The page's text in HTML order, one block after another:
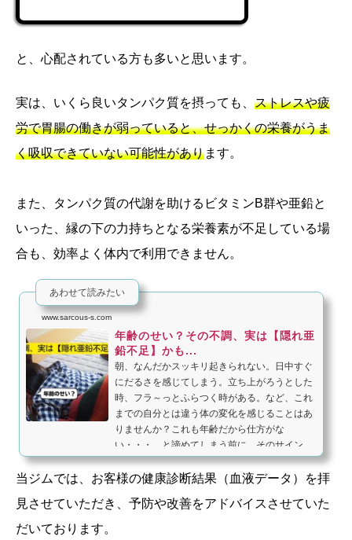
と、心配されている方も多いと思います。
実は、いくら良いタンパク質を摂っても、 ストレスや疲
労で胃腸の働きが弱っていると、せっかくの栄養がうま
く吸収できていない可能性があります。
また、タンパク質の代謝を助けるビタミンB群や亜鉛と
いった、縁の下の力持ちとなる栄養素が不足している場
合も、効率よく体内で利用できません。
あわせて読みたい
www.sarcous-s.com
年齢のせい？その不調、実は【隠れ亜
鉛不足】かも...
朝、なんだかスッキリ起きられない。日中すぐ
にだるさを感じてしまう。立ち上がろうとした
時、フラ～っとふらつく時がある。など、これ
までの自分とは違う体の変化を感じることはあ
りませんか？これも年齢だから仕方がな
い・・・。と諦めてしまう前に、そのサイン
が...
当ジムでは、お客様の健康診断結果（血液データ）を拝
見させていただき、予防や改善をアドバイスさせていた
だいております。